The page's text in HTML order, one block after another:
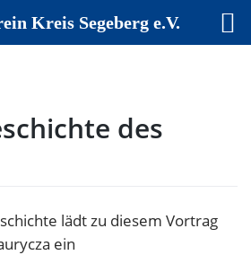
des
lädt zu diesem Vortrag
ein
Kreis Segeberg e.V.